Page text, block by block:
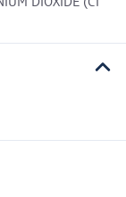
DIOXIDE (CI